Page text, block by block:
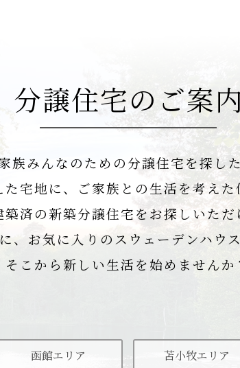
分譲住宅のご案内
族みんなのための分譲住宅を探し
宅地に、
ご家族との生活を考えた
築済の新築分譲住宅をお探しいただ
、お気に入りの スウェーデンハウ
そこから新しい生活を始めませんか
函館エリア 苫小牧エリア